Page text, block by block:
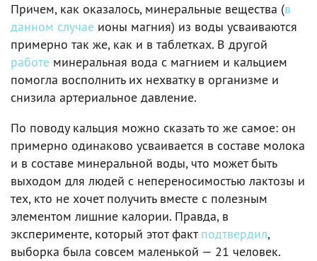
Причем, как оказалось, минеральные вещества (в
данном случае ионы магния) из воды усваиваются
примерно так же, как и в таблетках. В другой
работе минеральная вода с магнием и кальцием
помогла восполнить их нехватку в организме и
снизила артериальное давление.
По поводу кальция можно сказать то же самое: он
примерно одинаково усваивается в составе молока
и в составе минеральной воды, что может быть
выходом для людей с непереносимостью лактозы и
тех, кто не хочет получить вместе с полезным
элементом лишние калории. Правда, в
эксперименте, который этот фактподтвердил,
выборка была совсем маленькой — 21 человек.